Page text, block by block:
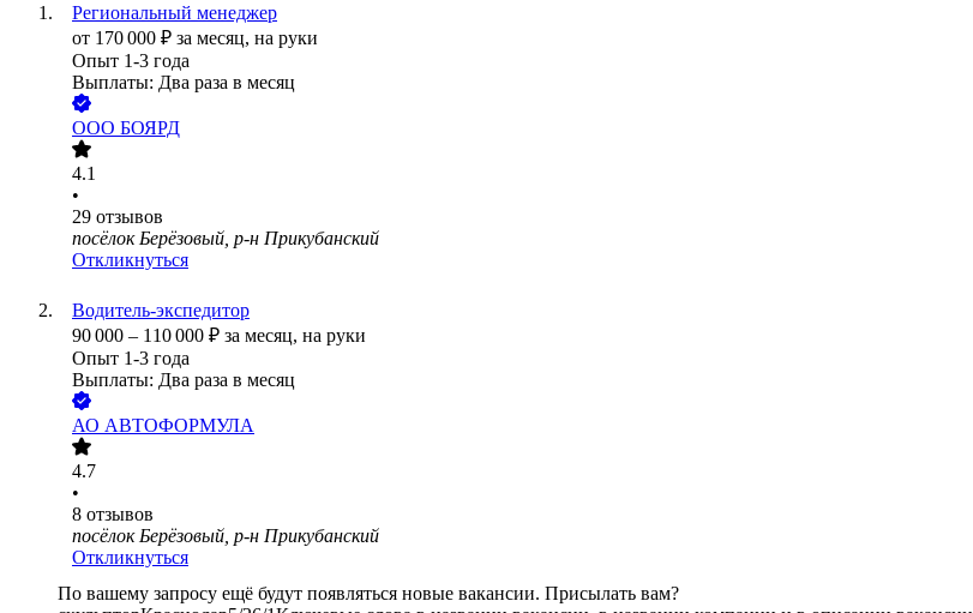
Региональный менеджер
от 170 000 ₽ за месяц, на руки
Опыт 1-3 года
Выплаты: Два раза в месяц
ООО БОЯРД
4.1
•
29 отзывов
посёлок Берёзовый, р-н Прикубанский
Откликнуться
Водитель-экспедитор
90 000 – 110 000 ₽ за месяц, на руки
Опыт 1-3 года
Выплаты: Два раза в месяц
АО АВТОФОРМУЛА
4.7
•
8 отзывов
посёлок Берёзовый, р-н Прикубанский
Откликнуться
По вашему запросу ещё будут появляться новые вакансии. Присылать вам?